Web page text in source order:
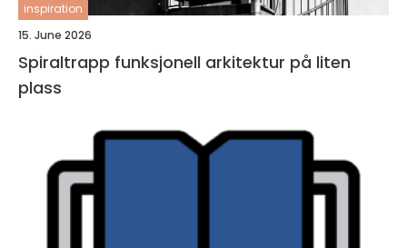
inspiration
15. June 2026
Spiraltrapp funksjonell arkitektur på liten
plass